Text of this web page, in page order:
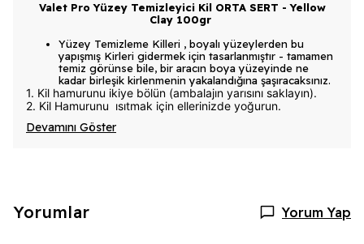
Valet Pro Yüzey Temizleyici Kil ORTA SERT - Yellow
Clay 100gr
Yüzey Temizleme Killeri , boyalı yüzeylerden bu
yapışmış Kirleri gidermek için tasarlanmıştır - tamamen
temiz görünse bile, bir aracın boya yüzeyinde ne
kadar birleşik kirlenmenin yakalandığına şaşıracaksınız.
1. Kil hamurunu ikiye bölün (ambalajın yarısını saklayın).
2. Kil Hamurunu ısıtmak için ellerinizde yoğurun.
Devamını Göster
Yorumlar Yorum Yap